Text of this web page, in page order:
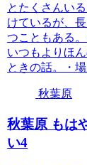
とたくさんい
けているが、
つこともある
いつもよりほ
ときの話。・
秋葉原
秋葉原 もは
い4